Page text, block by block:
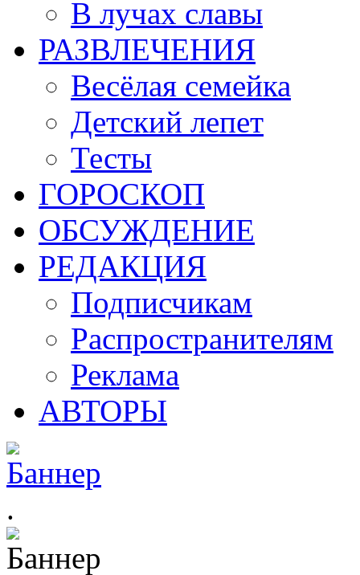
В лучах славы
РАЗВЛЕЧЕНИЯ
Весёлая семейка
Детский лепет
Тесты
ГОРОСКОП
ОБСУЖДЕНИЕ
РЕДАКЦИЯ
Подписчикам
Распространителям
Реклама
АВТОРЫ
.